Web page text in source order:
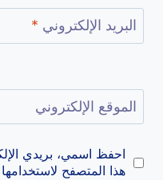
البريد الإلكتروني *
الموقع الإلكتروني
احفظ اسمي، بريدي
هذا المتصفح